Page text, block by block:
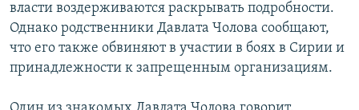
власти воздерживаются раскрывать подробности.
Однако родственники Давлата Чолова сообщают,
что его также обвиняют в участии в боях в Сирии и
принадлежности к запрещенным организациям.